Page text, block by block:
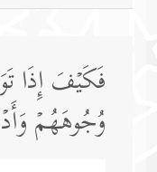
فَكَیۡفَ إِذَا
وُجُوهَهُمۡ